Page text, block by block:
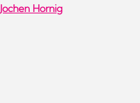
Jochen Hornig